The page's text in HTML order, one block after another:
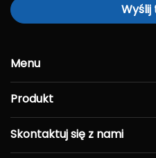
Wyślij
Menu
Produkt
Skontaktuj się z nami